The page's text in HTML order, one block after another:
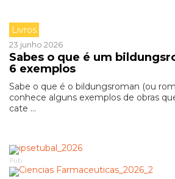
Livros
23 junho 2026
Sabes o que é um
6 exemplos
Sabe o que é o bildungsroman (ou
conhece alguns exemplos de obras
cate ...
Pub